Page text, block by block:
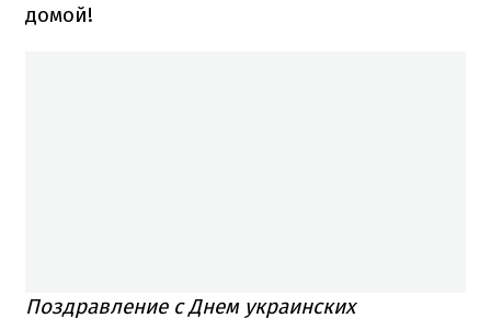
домой!
Поздравление с Днем украинских